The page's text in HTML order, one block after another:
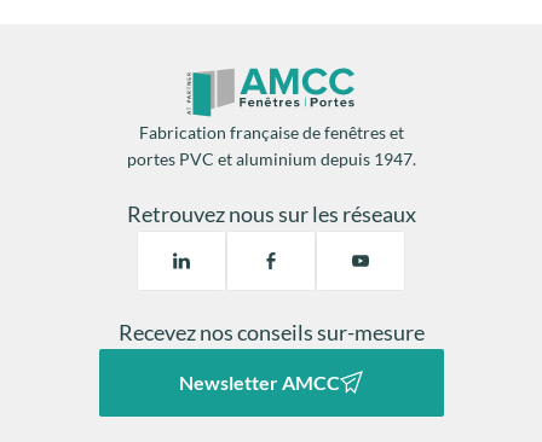
durable des finitions dans le temps.
C’est une porte pensée pour durer, pas pour suivre une
mode passagère.
La porte DAPHNÉ elle adaptée à un projet de
sur-mesure, la porte Prestige Nature
DAPHNÉ permet de transformer l’entrée existante sans
modifier la maçonnerie. Elle modernise immédiatement
Fabrication française de fenêtres et
portes PVC et aluminium depuis 1947.
Retrouvez nous sur les réseaux
Recevez nos conseils sur-mesure
Newsletter AMCC